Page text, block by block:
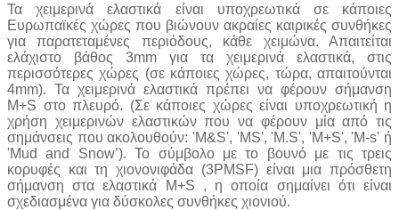
Τα χειμερινά ελαστικά είναι υποχρεωτικά σε κάποιες
Ευρωπαϊκές χώρες που βιώνουν ακραίες καιρικές συνθήκες
για παρατεταμένες περιόδους, κάθε χειμώνα. Απαιτείται
ελάχιστο βάθος 3mm για τα χειμερινά ελαστικά, στις
περισσότερες χώρες (σε κάποιες χώρες, τώρα, απαιτούνται
4mm). Τα χειμερινά ελαστικά πρέπει να φέρουν σήμανση
M+S στο πλευρό. (Σε κάποιες χώρες είναι υποχρεωτική η
χρήση χειμερινών ελαστικών που να φέρουν μία από τις
σημάνσεις που ακολουθούν: 'M&S', 'MS', 'M.S', 'M+S', 'M-s' ή
'Mud and Snow’). Το σύμβολο με το βουνό με τις τρεις
κορυφές και τη χιονονιφάδα (3PMSF) είναι μια πρόσθετη
σήμανση στα ελαστικά M+S , η οποία σημαίνει ότι είναι
σχεδιασμένα για δύσκολες συνθήκες χιονιού.